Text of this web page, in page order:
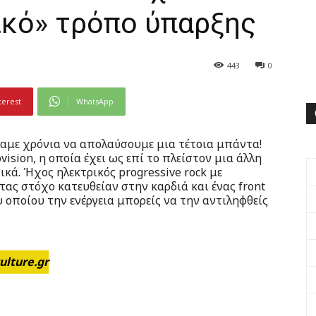
τρόπο ύπαρξης
0
443
WhatsApp
χρόνια να απολαύσουμε μια τέτοια μπάντα!
η οποία έχει ως επί το πλείστον μια άλλη
Ήχος ηλεκτρικός progressive rock με
στόχο κατευθείαν στην καρδιά και ένας front
οποίου την ενέργεια μπορείς να την αντιληφθείς